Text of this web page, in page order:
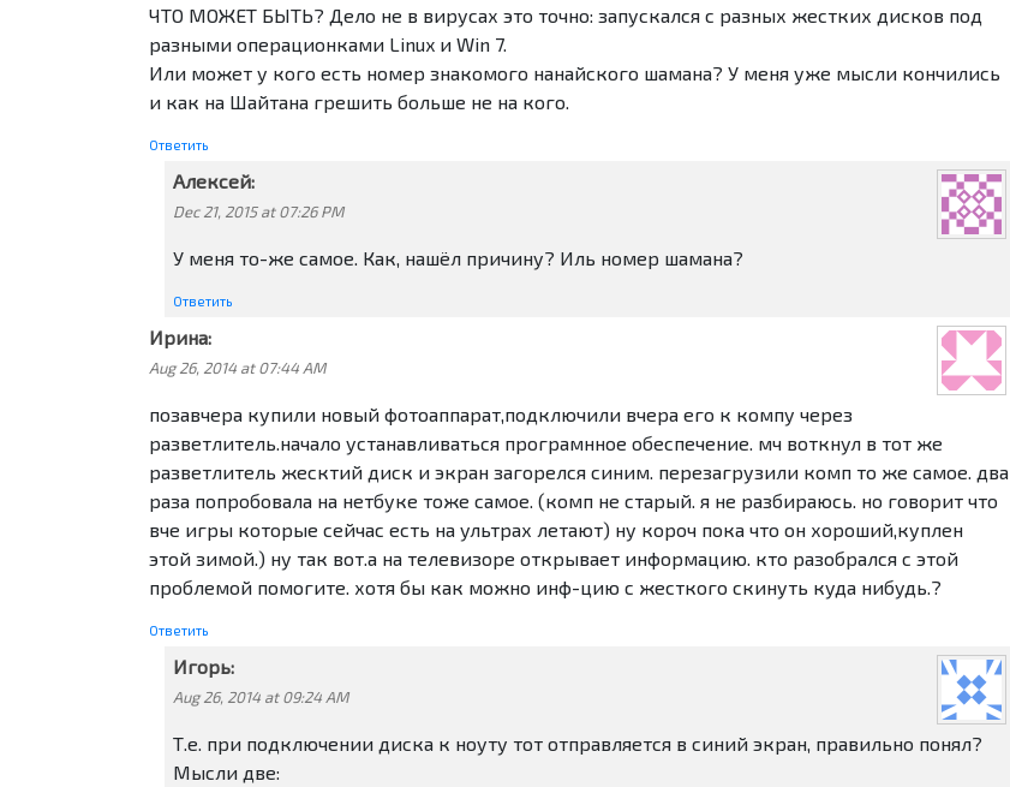
ЧТО МОЖЕТ БЫТЬ? Дело не в вирусах это точно: запускался с разных жестких дисков под
разными операционками Linux и Win 7.
Или может у кого есть номер знакомого нанайского шамана? У меня уже мысли кончились
и как на Шайтана грешить больше не на кого.
Ответить
Алексей:
Dec 21, 2015 at 07:26 PM
У меня то-же самое. Как, нашёл причину? Иль номер шамана?
Ответить
Ирина:
Aug 26, 2014 at 07:44 AM
позавчера купили новый фотоаппарат,подключили вчера его к компу через
разветлитель.начало устанавливаться програмнное обеспечение. мч воткнул в тот же
разветлитель жесктий диск и экран загорелся синим. перезагрузили комп то же самое. два
раза попробовала на нетбуке тоже самое. (комп не старый. я не разбираюсь. но говорит что
вче игры которые сейчас есть на ультрах летают) ну короч пока что он хороший,куплен
этой зимой.) ну так вот.а на телевизоре открывает информацию. кто разобрался с этой
проблемой помогите. хотя бы как можно инф-цию с жесткого скинуть куда нибудь.?
Ответить
Игорь:
Aug 26, 2014 at 09:24 AM
Т.е. при подключении диска к ноуту тот отправляется в синий экран, правильно понял?
Мысли две: